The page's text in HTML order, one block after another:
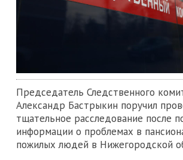
Председатель Следственного
Александр Бастрыкин поручил
тщательное расследование после
информации о проблемах в
пожилых людей в Нижегородской